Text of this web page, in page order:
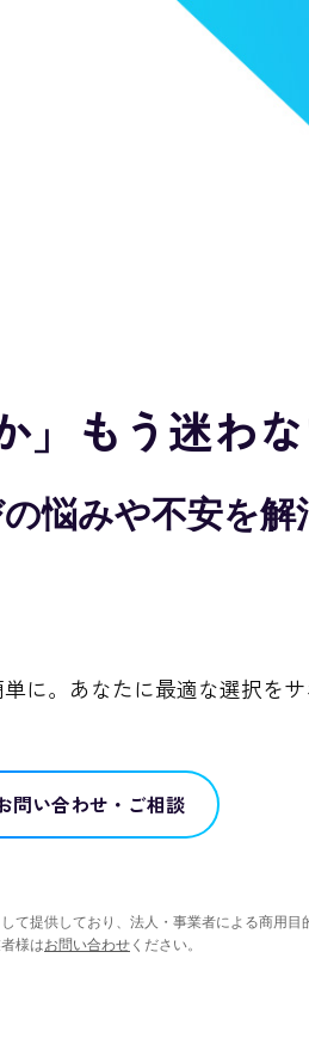
」もう迷わな
悩みや不安を解
に。あなたに最適な選択をサ
問い合わせ・ご相談
て提供しており、法人・事業者による商用目
様はお問い合わせ ください。